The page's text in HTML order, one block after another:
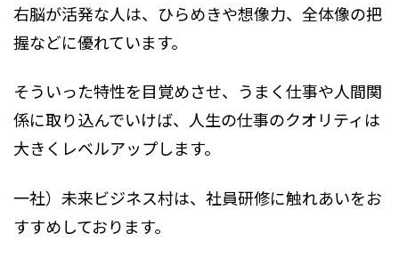
右脳が活発な人は、ひらめきや想像力、全体像の把
握などに優れています。
そういった特性を目覚めさせ、うまく仕事や人間関
係に取り込んでいけば、人生の仕事のクオリティは
大きくレベルアップします。
一社）未来ビジネス村は、社員研修に触れあいをお
すすめしております。